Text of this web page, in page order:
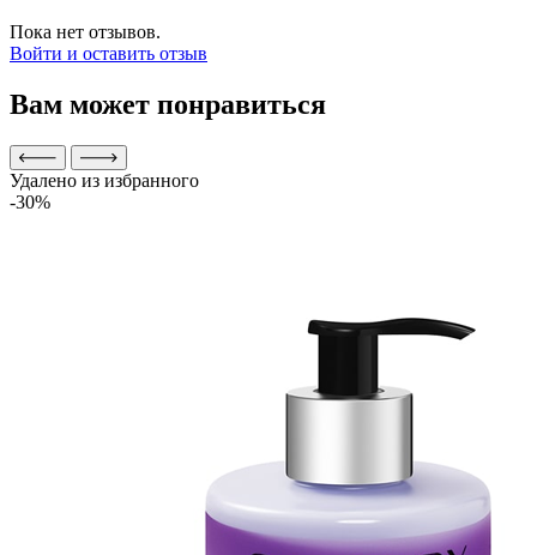
Пока нет отзывов.
Войти и оставить отзыв
Вам может понравиться
Удалено из избранного
-30%